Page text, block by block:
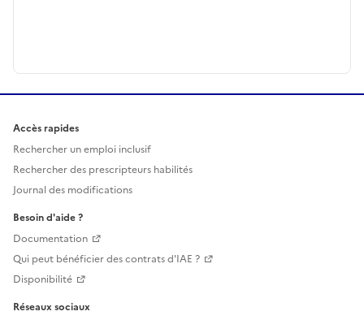
Accès rapides
Rechercher un emploi inclusif
Rechercher des prescripteurs habilités
Journal des modifications
Besoin d'aide ?
Documentation
Qui peut bénéficier des contrats d'IAE ?
Disponibilité
Réseaux sociaux